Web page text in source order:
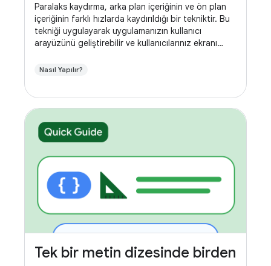
Paralaks kaydırma, arka plan içeriğinin ve ön plan
içeriğinin farklı hızlarda kaydırıldığı bir tekniktir. Bu
tekniği uygulayarak uygulamanızın kullanıcı
arayüzünü geliştirebilir ve kullanıcılarınız ekranı
oluşturabilirsiniz.
Nasıl Yapılır?
Tek bir metin dizesinde birden